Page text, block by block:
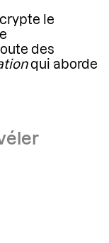
le
des
qui aborde